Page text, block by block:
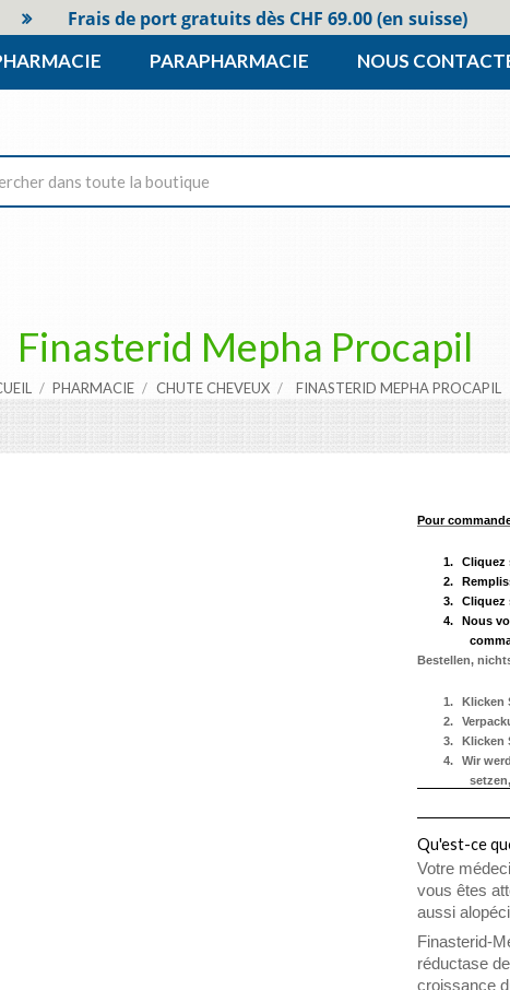
Frais de port gratuits dès CHF 69.00 (en suisse)
PARAPHARMACIE NOUS
Finasterid Mepha Procapil
PHARMACIE CHUTE CHEVEUX FINASTERID MEPHA PROCAPIL
Pour
1.
Cliquez
2.
3.
Cliquez
4.
Nous
Bestellen,
1.
Klicken
2.
3.
Klicken
4.
Wir
Qu'est-ce
Votre
vous êtes
aussi
Finasterid-
réductase
croissance